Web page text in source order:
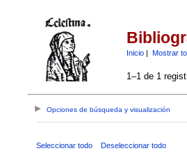
Inicio| Mostrar
1–1 de 1
Opciones de búsqueda y visualización
Seleccionar todo Deseleccionar todo